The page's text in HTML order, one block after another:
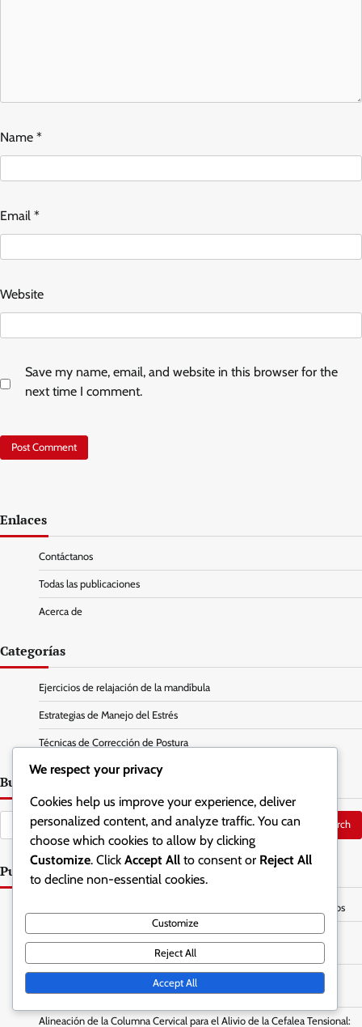
Name *
Email *
Website
Save my name, email, and website in this browser for the
next time I comment.
Enlaces
Contáctanos
Todas las publicaciones
Acerca de
Categorías
Ejercicios de relajación de la mandíbula
Estrategias de Manejo del Estrés
Técnicas de Corrección de Postura
Buscar
Search
for:
Publicaciones recientes
Rutinas de Ejercicio para Aliviar el Estrés: Tipos, Frecuencia, Beneficios
Técnicas de Masaje de Mandíbula para Alivio de la Tensión: Métodos,
Posicionamiento de la Lengua para la Relajación de la Mandíbula:
Métodos, Efectos, Beneficios
Alineación de la Columna Cervical para el Alivio de la Cefalea Tensional:
We respect your privacy
Cookies help us improve your experience, deliver
personalized content, and analyze traffic. You can
choose which cookies to allow by clicking
Customize. Click Accept All to consent or Reject All
to decline non-essential cookies.
Customize
Reject All
Accept All